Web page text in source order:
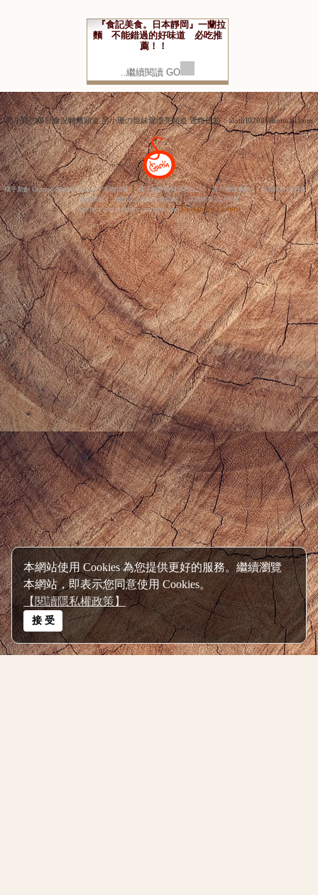
本網站使用 Cookies 為您提供更好的服務。繼續瀏覽
本網站，即表示您同意使用 Cookies。
【閱讀隱私權政策】
接 受
小寶"猜",你可能對這些感興趣...
『食記美食。靜岡御殿場』和食
さと 火鍋、牛豬雞肉、日本壽
司、炸物吃到飽 食べ放題（日本
連鎖餐廳）
...繼續閱讀 GO
『食記美食。伊豆修善寺』大滝
ラーメン 車站旁便宜拉麵！
...繼續閱讀 GO
『食記美食。日本靜岡』一蘭拉
麵 不能錯過的好味道 必吃推
薦！！
..繼續閱讀 GO
郭小寶の爆肝食況轉播頻道 呂小珊の姐妹愛漂亮頻道 連絡信箱：alotirl0208@hotmail.com
橘子新創 Orange Studio 程式設計‧系統開發│橘子軟件優質網頁設計│客戶商情系統│部落格行銷‧日本│
產業情報│網頁設計優化產業情報│高雄網頁設計推薦
System and Host by orangestudio Design by Foxpro